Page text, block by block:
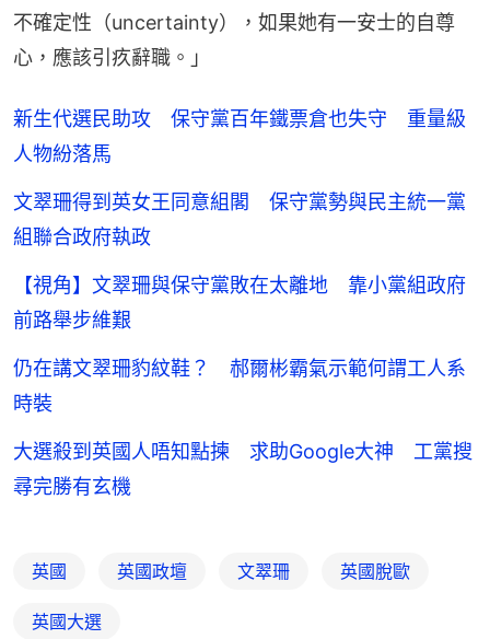
不確定性（uncertainty），如果她有一安士的自尊
心，應該引疚辭職。」
新生代選民助攻 保守黨百年鐵票倉也失守 重量級
人物紛落馬
文翠珊得到英女王同意組閣 保守黨勢與民主統一黨
組聯合政府執政
【視角】文翠珊與保守黨敗在太離地 靠小黨組政府
前路舉步維艱
仍在講文翠珊豹紋鞋？ 郝爾彬霸氣示範何謂工人系
時裝
大選殺到英國人唔知點揀 求助Google大神 工黨搜
尋完勝有玄機
英國 英國政壇 文翠珊 英國脫歐
英國大選